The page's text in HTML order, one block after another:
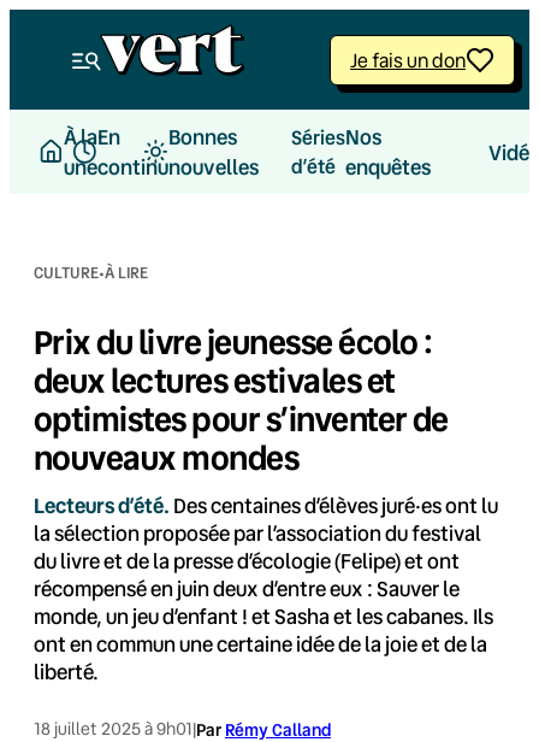
Je fais un don
À la
une
En
continu
Bonnes
nouvelles
Séries
d’été
Nos
enquêtes
CULTURE·À LIRE
Prix du livre jeunesse écolo :
deux lectures estivales et
optimistes pour s’inventer de
nouveaux mondes
Lecteurs d’été. Des centaines d’élèves juré·es ont lu
la sélection proposée par l’association du festival
du livre et de la presse d’écologie (Felipe) et ont
récompensé en juin deux d’entre eux : Sauver le
monde, un jeu d’enfant ! et Sasha et les cabanes. Ils
ont en commun une certaine idée de la joie et de la
liberté.
18 juillet 2025 à 9h01|Par Rémy Calland